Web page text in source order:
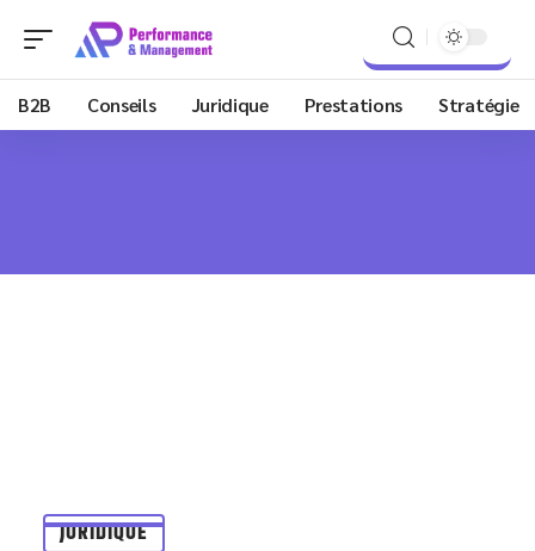
B2B Conseils Juridique Prestations Stratégie
JURIDIQUE